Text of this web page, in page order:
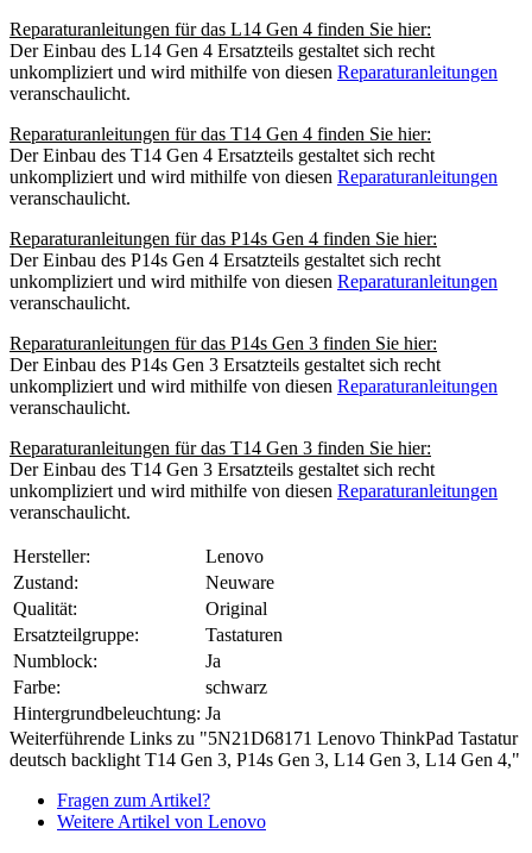
Reparaturanleitungen für das L14 Gen 4 finden Sie hier:
Der Einbau des L14 Gen 4 Ersatzteils gestaltet sich recht
unkompliziert und wird mithilfe von diesen Reparaturanleitungen
veranschaulicht.
Reparaturanleitungen für das T14 Gen 4 finden Sie hier:
Der Einbau des T14 Gen 4 Ersatzteils gestaltet sich recht
unkompliziert und wird mithilfe von diesen Reparaturanleitungen
veranschaulicht.
Reparaturanleitungen für das P14s Gen 4 finden Sie hier:
Der Einbau des P14s Gen 4 Ersatzteils gestaltet sich recht
unkompliziert und wird mithilfe von diesen Reparaturanleitungen
veranschaulicht.
Reparaturanleitungen für das P14s Gen 3 finden Sie hier:
Der Einbau des P14s Gen 3 Ersatzteils gestaltet sich recht
unkompliziert und wird mithilfe von diesen Reparaturanleitungen
veranschaulicht.
Reparaturanleitungen für das T14 Gen 3 finden Sie hier:
Der Einbau des T14 Gen 3 Ersatzteils gestaltet sich recht
unkompliziert und wird mithilfe von diesen Reparaturanleitungen
veranschaulicht.
Hersteller:
Lenovo
Zustand:
Neuware
Qualität:
Original
Ersatzteilgruppe:
Tastaturen
Numblock:
Ja
Farbe:
schwarz
Hintergrundbeleuchtung: Ja
Weiterführende Links zu "5N21D68171 Lenovo ThinkPad Tastatur
deutsch backlight T14 Gen 3, P14s Gen 3, L14 Gen 3, L14 Gen 4,"
Fragen zum Artikel?
Weitere Artikel von Lenovo